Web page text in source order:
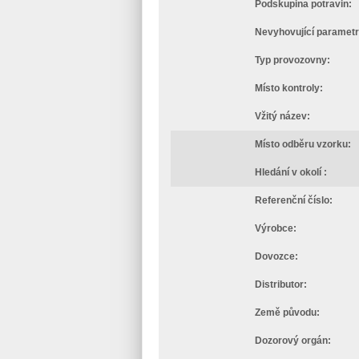
Podskupina potravin:
Nevyhovující
Typ provozovny:
Místo kontroly:
Vžitý název:
Místo odběru vzorku:
Hledání v okolí :
Referenční číslo:
Výrobce:
Dovozce:
Distributor:
Země původu:
Dozorový orgán: